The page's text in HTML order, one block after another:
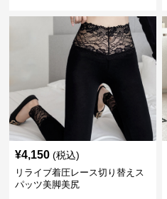
¥4,150 (税込)
リライブ着圧レース切り替えス
パッツ美脚美尻